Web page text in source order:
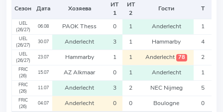
Сезон Дата Хозяева
ИТ
1
ИТ
2
Гости Т
UEL
(26/27)
06.08 PAOK Thess 0 1 Anderlecht 1
UEL
(26/27)
30.07 Anderlecht 3 1 Hammarby 4
UEL
(26/27)
23.07 Hammarby 1 1 Anderlecht 78 2
FRIC
(26)
15.07 AZ Alkmaar 0 1 Anderlecht 1
FRIC
(26)
11.07 Anderlecht 3 2 NEC Nijmeg 5
FRIC
(26)
04.07 Anderlecht 0 0 Boulogne
0